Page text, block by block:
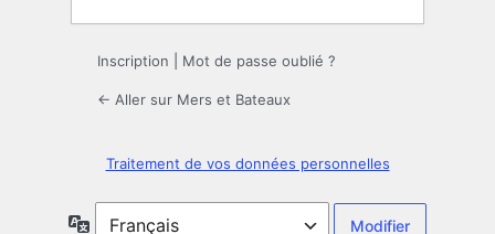
Inscription Mot de passe oublié ?
← Aller sur Mers et Bateaux
Traitement de vos données personnelles
Langue